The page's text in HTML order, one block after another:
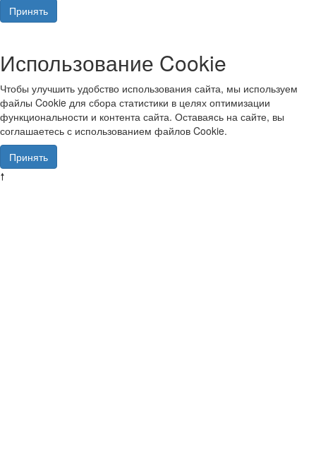
Принять
Использование Cookie
Чтобы улучшить удобство использования сайта, мы используем
файлы Cookie для сбора статистики в целях оптимизации
функциональности и контента сайта. Оставаясь на сайте, вы
соглашаетесь с использованием файлов Cookie.
Принять
🠕